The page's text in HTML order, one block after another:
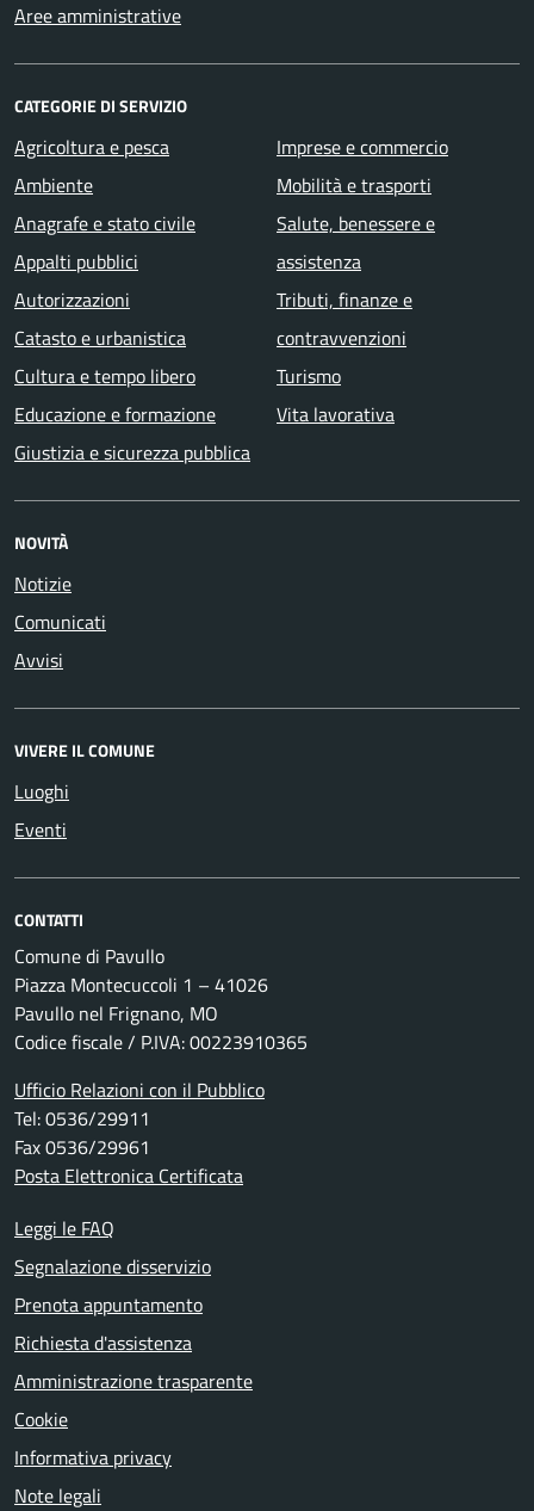
Aree amministrative
CATEGORIE DI SERVIZIO
Agricoltura e pesca
Ambiente
Anagrafe e stato civile
Appalti pubblici
Autorizzazioni
Catasto e urbanistica
Cultura e tempo libero
Educazione e formazione
Giustizia e sicurezza pubblica
Imprese e commercio
Mobilità e trasporti
Salute, benessere e
assistenza
Tributi, finanze e
contravvenzioni
Turismo
Vita lavorativa
NOVITÀ
Notizie
Comunicati
Avvisi
VIVERE IL COMUNE
Luoghi
Eventi
CONTATTI
Comune di Pavullo
Piazza Montecuccoli 1 – 41026
Pavullo nel Frignano, MO
Codice fiscale / P.IVA: 00223910365
Ufficio Relazioni con il Pubblico
Tel: 0536/29911
Fax 0536/29961
Posta Elettronica Certificata
Leggi le FAQ
Segnalazione disservizio
Prenota appuntamento
Richiesta d'assistenza
Amministrazione trasparente
Cookie
Informativa privacy
Note legali